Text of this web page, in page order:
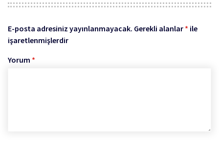
E-posta adresiniz yayınlanmayacak. Gerekli alanlar * ile
işaretlenmişlerdir
Yorum *